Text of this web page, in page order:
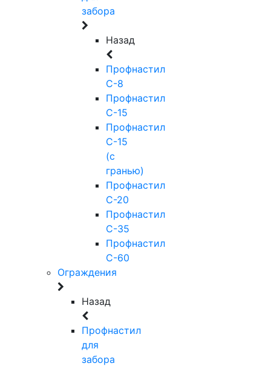
забора
Назад
Профнастил
С-8
Профнастил
С-15
Профнастил
С-15
(с
гранью)
Профнастил
С-20
Профнастил
С-35
Профнастил
С-60
Ограждения
Назад
Профнастил
для
забора